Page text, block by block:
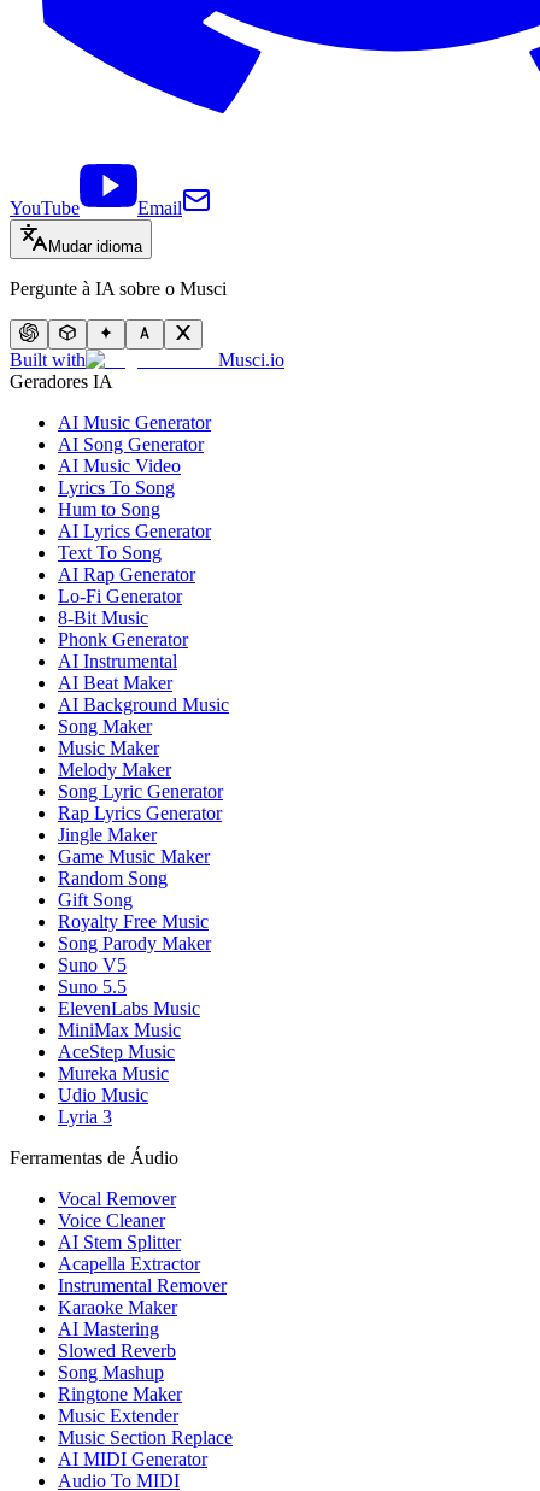
YouTube Email
Mudar idioma
Pergunte à IA sobre o Musci
Built with
Musci.io
Geradores IA
AI Music Generator
AI Song Generator
AI Music Video
Lyrics To Song
Hum to Song
AI Lyrics Generator
Text To Song
AI Rap Generator
Lo-Fi Generator
8-Bit Music
Phonk Generator
AI Instrumental
AI Beat Maker
AI Background Music
Song Maker
Music Maker
Melody Maker
Song Lyric Generator
Rap Lyrics Generator
Jingle Maker
Game Music Maker
Random Song
Gift Song
Royalty Free Music
Song Parody Maker
Suno V5
Suno 5.5
ElevenLabs Music
MiniMax Music
AceStep Music
Mureka Music
Udio Music
Lyria 3
Ferramentas de Áudio
Vocal Remover
Voice Cleaner
AI Stem Splitter
Acapella Extractor
Instrumental Remover
Karaoke Maker
AI Mastering
Slowed Reverb
Song Mashup
Ringtone Maker
Music Extender
Music Section Replace
AI MIDI Generator
Audio To MIDI